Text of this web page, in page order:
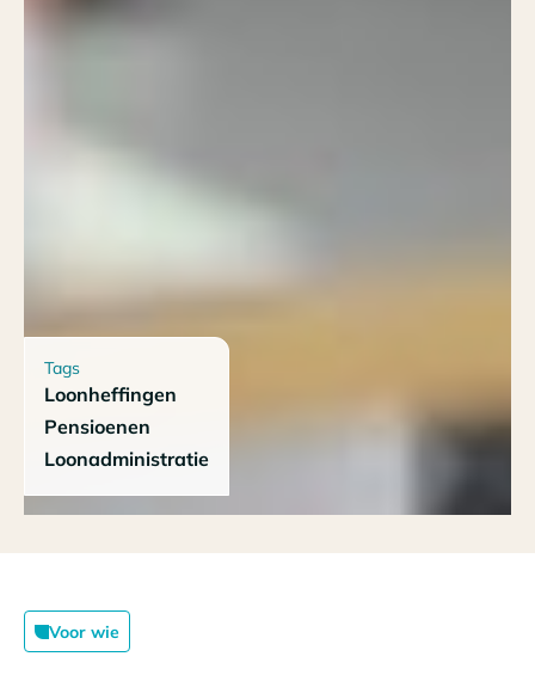
Tags
Loonheffingen
Pensioenen
Loonadministratie
Voor wie